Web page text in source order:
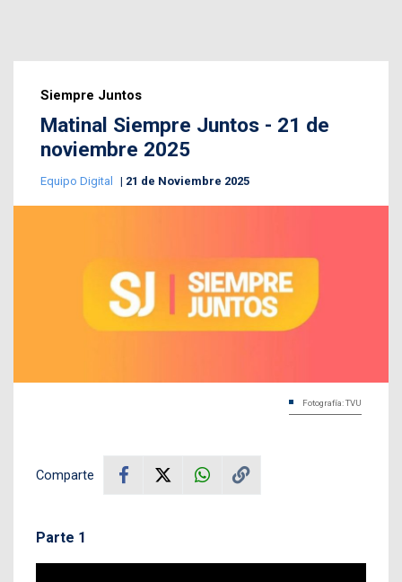
Siempre Juntos
Matinal Siempre Juntos - 21 de
noviembre 2025
Equipo Digital 21 de Noviembre 2025
Fotografía: TVU
Comparte
Parte 1